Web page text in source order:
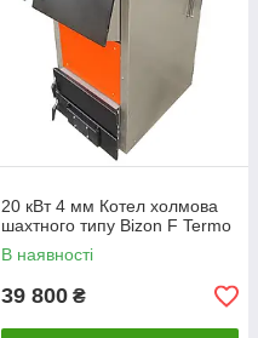
20 кВт 4 мм Котел холмова
шахтного типу Bizon F Termo
В наявності
39 800 ₴